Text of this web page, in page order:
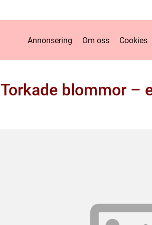
Annonsering Om oss Cookies
Torkade blommor –